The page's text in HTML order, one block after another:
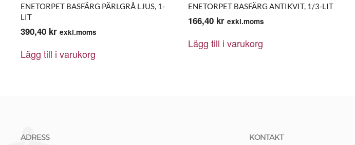
ENETORPET BASFÄRG PÄRLGRÅ LJUS, 1-
LIT
390,40 kr exkl.moms
Lägg till i varukorg
ENETORPET BASFÄRG ANTIKVIT, 1/3-LIT
166,40 kr exkl.moms
Lägg till i varukorg
ADRESS KONTAKT